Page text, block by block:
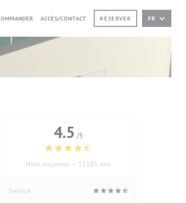
UNE NOUVELLE FENÊTRE))
((OUVRE UNE NOUVELLE FENÊTRE))
ACCÈS/CONTACT RÉSERVER FR
4.5 /5
Note moyenne — 11185 avis
Service